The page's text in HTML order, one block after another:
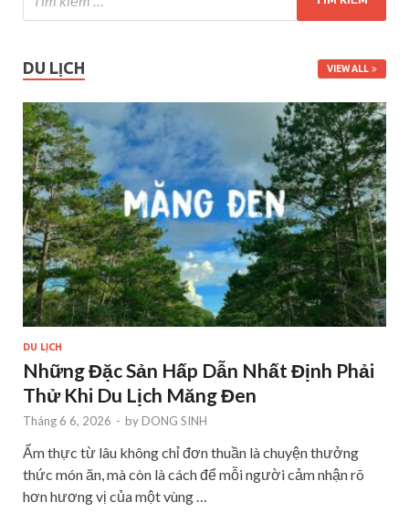
DU LỊCH VIEW ALL
DU LỊCH
Những Đặc Sản Hấp Dẫn Nhất Định Phải
Thử Khi Du Lịch Măng Đen
Tháng 6 6, 2026 - by DONG SINH
Ẩm thực từ lâu không chỉ đơn thuần là chuyện thưởng
thức món ăn, mà còn là cách để mỗi người cảm nhận rõ
hơn hương vị của một vùng …